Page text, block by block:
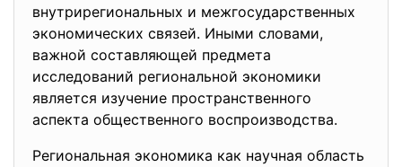
внутрирегиональных и межгосударственных
экономических связей. Иными словами,
важной составляющей предмета
исследований региональной экономики
является изучение пространственного
аспекта общественного воспроизводства.
Региональная экономика как научная область